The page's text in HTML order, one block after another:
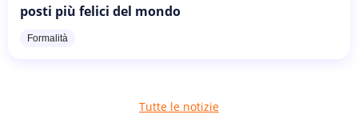
posti più felici del mondo
Formalità
Tutte le notizie